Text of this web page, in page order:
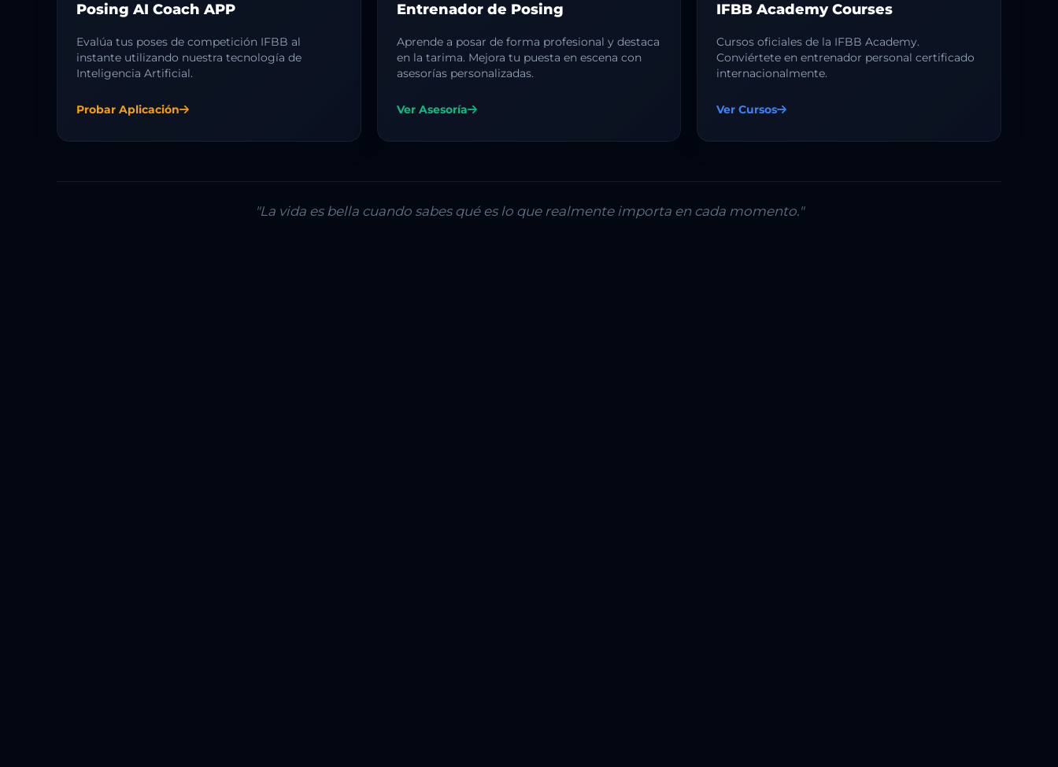
Posing AI Coach APP
Evalúa tus poses de competición IFBB al
instante utilizando nuestra tecnología de
Inteligencia Artificial.
Probar Aplicación
Entrenador de Posing
Aprende a posar de forma profesional y destaca
en la tarima. Mejora tu puesta en escena con
asesorías personalizadas.
Ver Asesoría
IFBB Academy Courses
Cursos oficiales de la IFBB Academy.
Conviértete en entrenador personal certificado
internacionalmente.
Ver Cursos
"La vida es bella cuando sabes qué es lo que realmente importa en cada momento."